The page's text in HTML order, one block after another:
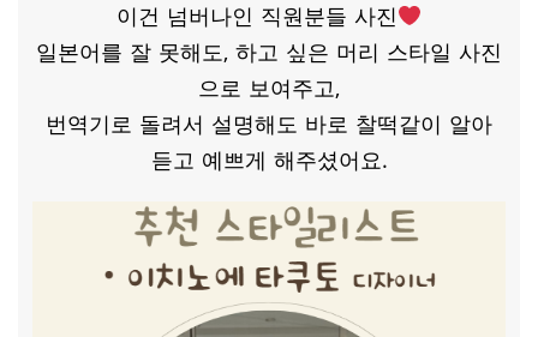
이건 넘버나인 직원분들 사진
일본어를 잘 못해도, 하고 싶은 머리 스타일 사진
으로 보여주고,
번역기로 돌려서 설명해도 바로 찰떡같이 알아
듣고 예쁘게 해주셨어요.